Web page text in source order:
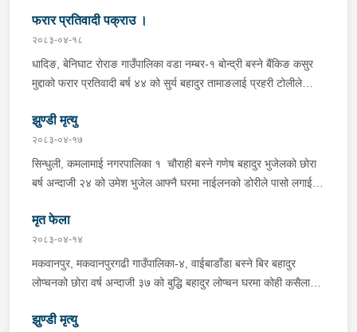
बर्दिवासको संयुक्त टोलीले मोरङबाट काठमाण्डौ तर्फ जाँदै गरेको चालक
सिन्धुली कमलामाई नगरपालिका वडा नम्बर- १२ बस्ने बर्ष अन्दाजी-२९ को
चन्द्र बहादुर माझीले चलाएको म.प्र. व०४-००१ ज ००८६ नं. को
यात्रुबाहक E.V. हायसमा सवार जिल्ला सिराह मिर्चैया नगरपालिका-५ बस्ने
ल्याएको तरकारीको बोरा भित्र डब्बामा प्लास्टिकले पोका पारी लुकाई छिपाई
ल्याएको लागु औषध खैरो हिरोइन जस्तो देखिने गिलो पदार्थ ४५.१९० फेला
पारी नियन्त्रणमा लिई सोधपुछ गर्दा पछाडी मोटरसाइकलमा सवार चालक
अभिषेक कुमार साह र सवार राहुल कुमार मण्डलले उक्त सामान दिई पठाएको
भनि खुल्न आएको हुँदा मोटरसाइकल सहित निजहरुलाई नियन्त्रणमा लिई थप
अनुसन्धान कार्य भईरहेको ।
फरार प्रतिवादी पक्राउ ।
२०८३-०४-१८
धादिङ, बेनिघाट रोराङ गाउँपालिका वडा नम्बर-१ बोन्द्री बस्ने बैंकिङ कसुर
मुद्दाको फरार प्रतिवादी बर्ष ४४ को सुर्य बहादुर तामाङलाई प्रहरी टोलीले
झुण्डी मृत्यु
२०८३-०४-१७
सिन्धुली, कमलामाई नगरपालिका १ चौराही बस्ने गणेष बहादुर भुजेलको छोरा
बर्ष अन्दाजी २४ को उमेश भुजेल आफ्नै घरमा नाईलनको डोरीले पासो लगाई
घटनास्थलमा मुचुल्का सहित थप अनुसन्धान कार्य भइरहेको ।
मृत फेला
२०८३-०४-१४
मकवानपुर, मकवानपुरगढी गाउँपालिका-४, वाईबाडाँडा बस्ने बिर बहादुर
लोप्चनको छोरा वर्ष अन्दाजी ३७ को बुद्धि बहादुर लोप्चन घरमा कोही कसैलाई
मिति २०८३।०४।१४ गते सोहि स्थित कुसुमटार खोल्सामा घोप्टो परी मृत
झुण्डी मृत्यु